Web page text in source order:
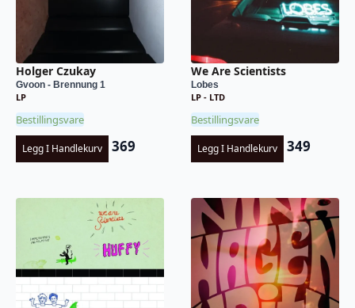
Holger Czukay
Gvoon - Brennung 1
LP
Bestillingsvare
Legg I Handlekurv 369
We Are Scientists
Lobes
LP - LTD
Bestillingsvare
Legg I Handlekurv 349